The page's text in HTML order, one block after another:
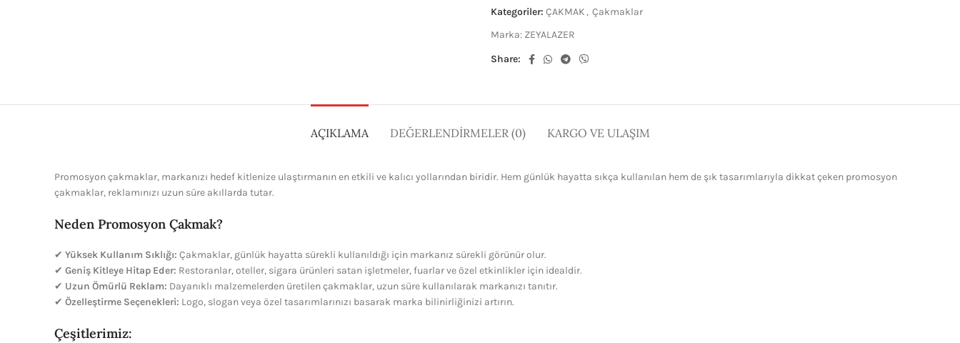
Kategoriler: ÇAKMAK , Çakmaklar
Marka: ZEYALAZER
Share:
AÇIKLAMA DEĞERLENDIRMELER (0) KARGO VE ULAŞIM
Promosyon çakmaklar, markanızı hedef kitlenize ulaştırmanın en etkili ve kalıcı yollarından biridir. Hem günlük hayatta sıkça kullanılan hem de şık tasarımlarıyla dikkat çeken promosyon
çakmaklar, reklamınızı uzun süre akıllarda tutar.
Neden Promosyon Çakmak?
✔ Yüksek Kullanım Sıklığı: Çakmaklar, günlük hayatta sürekli kullanıldığı için markanız sürekli görünür olur.
✔ Geniş Kitleye Hitap Eder: Restoranlar, oteller, sigara ürünleri satan işletmeler, fuarlar ve özel etkinlikler için idealdir.
✔ Uzun Ömürlü Reklam: Dayanıklı malzemelerden üretilen çakmaklar, uzun süre kullanılarak markanızı tanıtır.
✔ Özelleştirme Seçenekleri: Logo, slogan veya özel tasarımlarınızı basarak marka bilinirliğinizi artırın.
Çeşitlerimiz: